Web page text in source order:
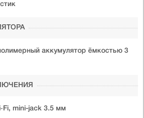
аккумулятор ёмкостью 3
mini-jack 3.5 мм